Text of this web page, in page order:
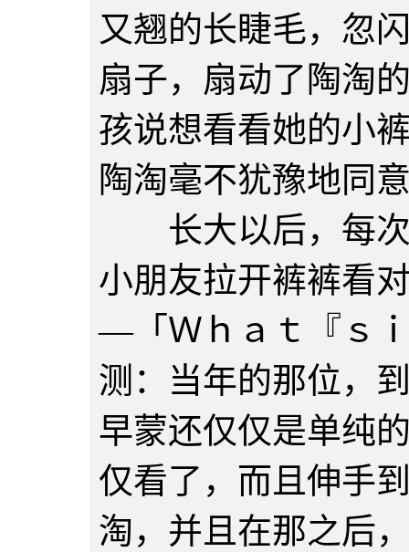
又翘的长睫毛，忽
扇子，扇动了陶淘
孩说想看看她的小
陶淘毫不犹豫地同
长大以后，每次
小朋友拉开裤裤看
—「Ｗｈａｔ『ｓ
测：当年的那位，
早蒙还仅仅是单纯
仅看了，而且伸手
淘，并且在那之后